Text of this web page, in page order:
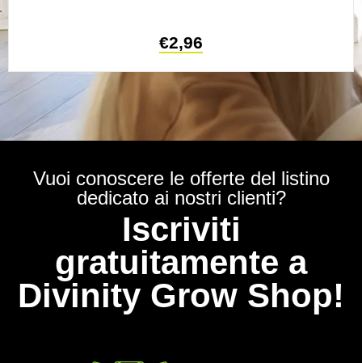
€2,96
Vuoi conoscere le offerte del listino
dedicato ai nostri clienti?
Iscriviti
gratuitamente a
Divinity Grow Shop!